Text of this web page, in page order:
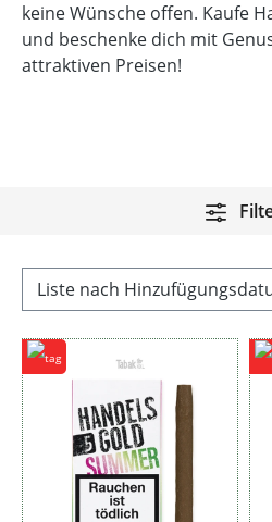
keine Wünsche offen. Kaufe
und beschenke dich mit
attraktiven Preisen!